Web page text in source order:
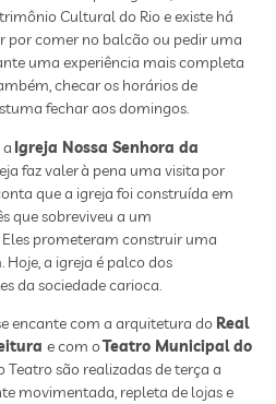
Cultural do Rio e existe há
por comer no balcão ou pedir uma
uma experiência mais completa
checar os horários de
fechar aos domingos.
Igreja Nossa Senhora da
faz valer à pena uma visita por
que a igreja foi construída em
que sobreviveu a um
prometeram construir uma
a igreja é palco dos
da sociedade carioca.
encante com a arquitetura do Real
e com oTeatro Municipal do
Teatro são realizadas de terça a
movimentada, repleta de lojas e